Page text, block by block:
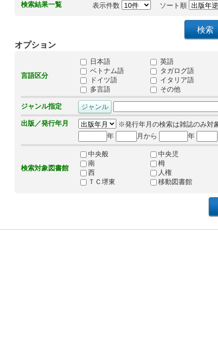
検索結果一覧 表示件数 ソート順
オプション
言語区分
日本語
英語
ベトナム語
タガログ語
ドイツ語
イタリア語
多言語
その他
ジャンル指定
出版／発行年月
※発行年月の検索は雑誌のみ対
年
月から 年
検索対象図書館
中央般
中央児
南
栂
西
人権
ＴＣ堺東
移動図書館